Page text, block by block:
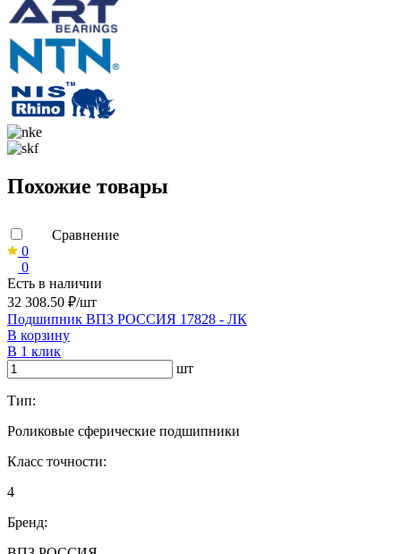
Похожие товары
Сравнение
0
0
Есть в наличии
32 308.50 ₽/шт
Подшипник ВПЗ РОССИЯ 17828 - ЛК
В корзину
В 1 клик
шт
Тип:
Роликовые сферические подшипники
Класс точности:
4
Бренд: